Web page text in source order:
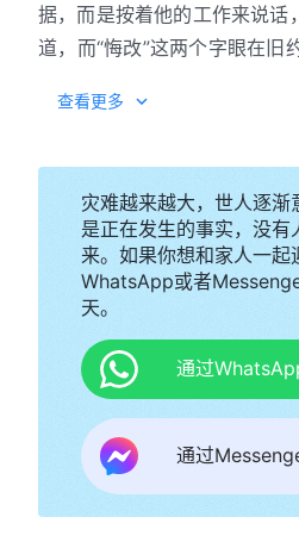
据，而是按着他的工作来说话
道，而“悔改”这两个字眼在
能力也是在律法时代无人能
有意来废掉旧约圣经，他只
的工作，他作工不是为了让
以，他不解释旧约预言，也
心，他不管别人如何认识他
来定他的罪。在人看他作工
吗？神作工还得根据先知的
来超脱圣经吗？神就不能离
些诫命实行，他为什么来了
旧约，为什么打破这些规条
新约时代耶稣所作的工作
要废掉，乃是要成全。”就按
安息日，还说“人子是安息日
不守安息日，他所作的这些
律法，他不按照旧约律法去
罪耶稣，这不是否认耶稣的
说：“神的工作到什么时候都
不是太谬了吗？耶稣当时不
不会认识神的作工的，不但
，人都会被自己的观念所
查看更多
灾难越来越大，世人逐
是正在发生的事实，没
来。如果你想和家人一
WhatsApp或者
天。
通过
通过